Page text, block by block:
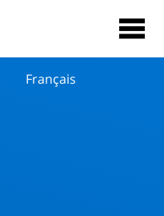
Français